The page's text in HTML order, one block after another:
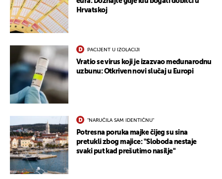
Hrvatskoj
PACIJENT U IZOLACIJI
Vratio se virus koji je izazvao međunarodnu
uzbunu: Otkriven novi slučaj u Europi
"NARUČILA SAM IDENTIČNU"
Potresna poruka majke čijeg su sina
pretukli zbog majice: "Sloboda nestaje
svaki put kad prešutimo nasilje"
UKLJUČITE NOTIFIKACIJE